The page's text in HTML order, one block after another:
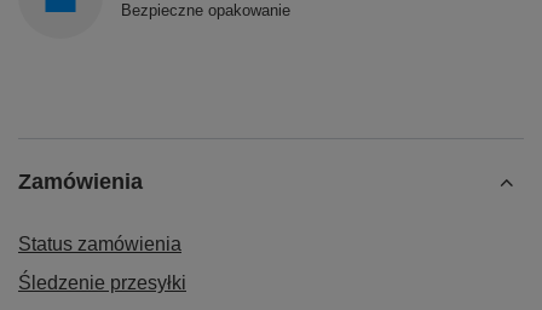
Bezpieczne opakowanie
Zamówienia
Status zamówienia
Śledzenie przesyłki